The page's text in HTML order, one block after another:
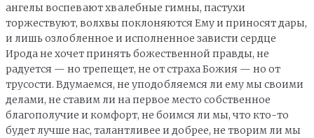
ангелы воспевают хвалебные гимны, пастухи
торжествуют, волхвы поклоняются Ему и приносят дары,
и лишь озлобленное и исполненное зависти сердце
Ирода не хочет принять божественной правды, не
радуется — но трепещет, не от страха Божия — но от
трусости. Вдумаемся, не уподобляемся ли ему мы своими
делами, не ставим ли на первое место собственное
благополучие и комфорт, не боимся ли мы, что кто-то
будет лучше нас, талантливее и добрее, не творим ли мы